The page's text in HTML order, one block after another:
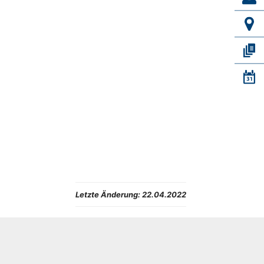
Letzte Änderung: 22.04.2022